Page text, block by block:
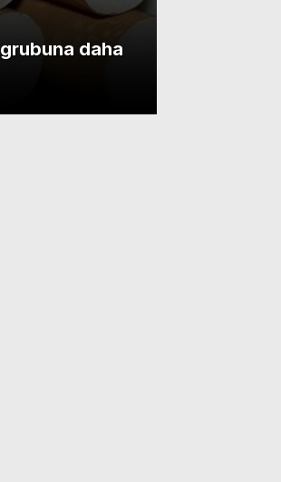
Bir sigara grubuna daha